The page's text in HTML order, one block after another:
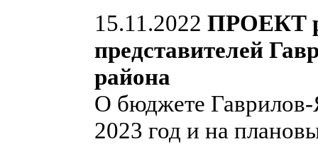
15.11.2022 ПРОЕКТ
представителей
района
О бюджете
2023 год и на